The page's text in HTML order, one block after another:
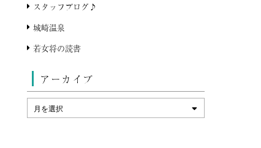
スタッフブログ♪
城崎温泉
若女将の読書
アーカイブ